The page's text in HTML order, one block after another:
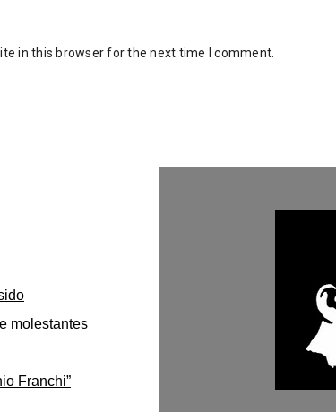
in this browser for the next time I comment.
molestantes
Franchi”